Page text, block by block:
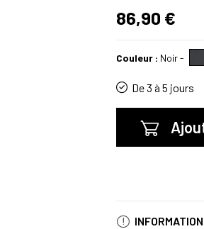
86,90 €
Couleur : Noir-
De 3 à 5 jours